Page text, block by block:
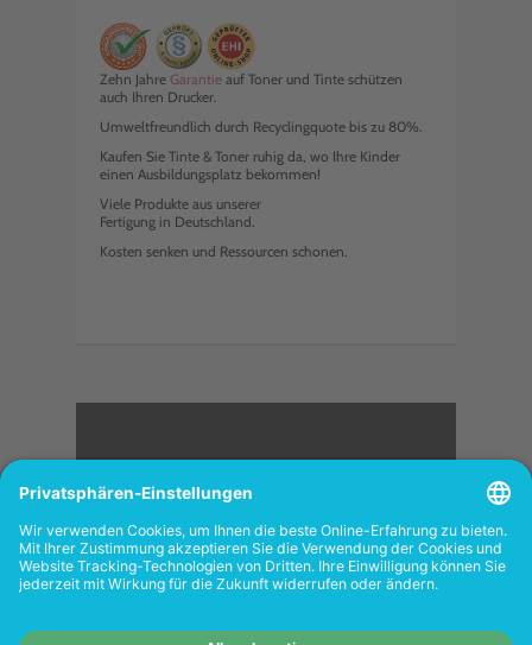
Zehn Jahre Garantie auf Toner und Tinte schützen
auch Ihren Drucker.
Umweltfreundlich durch Recyclingquote bis zu 80%.
Kaufen Sie Tinte & Toner ruhig da, wo Ihre Kinder
einen Ausbildungsplatz bekommen!
Viele Produkte aus unserer
Fertigung in Deutschland.
Kosten senken und Ressourcen schonen.
<
FOLGEN SIE UNS